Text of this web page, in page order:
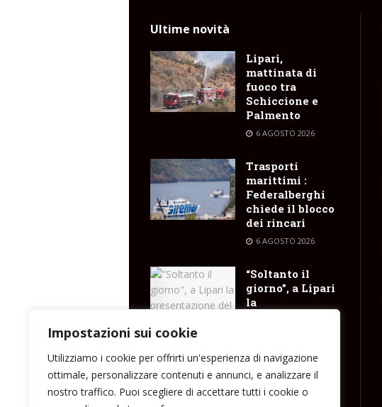
Impostazioni sui cookie
Utilizziamo i cookie per offrirti un'esperienza di navigazione
ottimale, personalizzare contenuti e annunci, e analizzare il
nostro traffico. Puoi scegliere di accettare tutti i cookie o
Ultime novità
Lipari,
mattinata di
fuoco tra
Schiccione e
Palmento
6 AGOSTO 2026
Trasporti
marittimi :
Federalberghi
chiede il blocco
dei rincari
6 AGOSTO 2026
“Soltanto il
giorno”, a Lipari
la
6 AGOSTO 2026